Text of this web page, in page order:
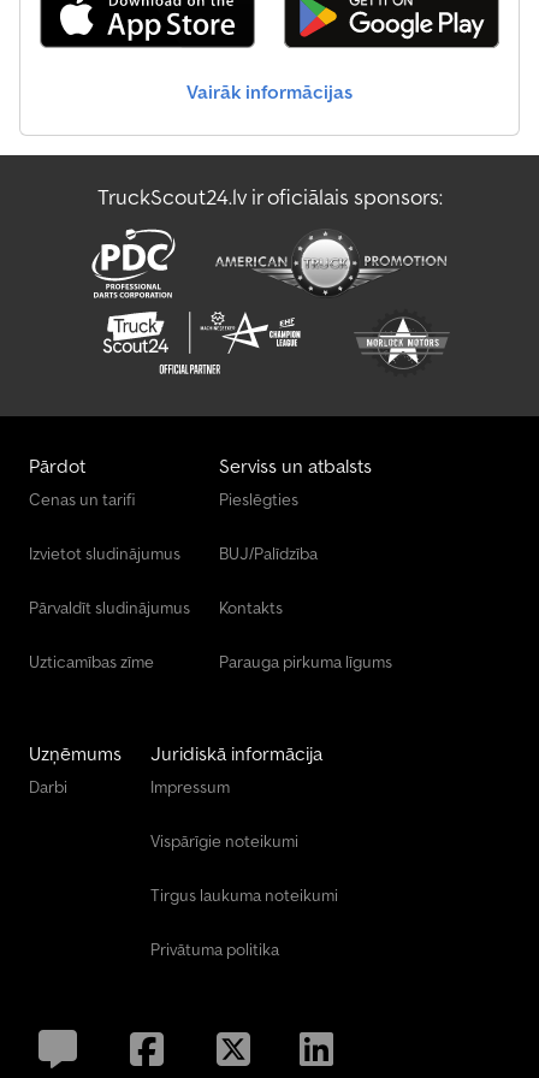
Seat Vans
Skoda Vans
Vairāk informācijas
TruckScout24.lv ir oficiālais sponsors:
Pārdot
Cenas un tarifi
Izvietot sludinājumus
Pārvaldīt sludinājumus
Uzticamības zīme
Serviss un atbalsts
Pieslēgties
BUJ/Palīdzība
Kontakts
Parauga pirkuma līgums
Uzņēmums
Darbi
Juridiskā informācija
Impressum
Vispārīgie noteikumi
Tirgus laukuma noteikumi
Privātuma politika